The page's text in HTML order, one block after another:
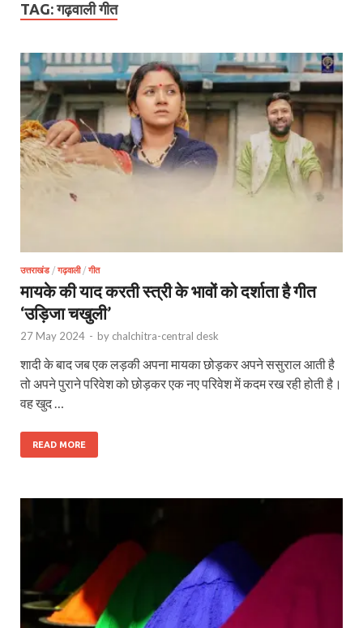
TAG:गढ़वाली गीत
उत्तराखंड/ गढ़वाली/ गीत
मायके की याद करती स्त्री के भावों को दर्शाता है गीत
‘उड़िजा चखुली’
27 May 2024 - by chalchitra-central desk
शादी के बाद जब एक लड़की अपना मायका छोड़कर अपने ससुराल आती है
तो अपने पुराने परिवेश को छोड़कर एक नए परिवेश में कदम रख रही होती है।
वह खुद …
READ MORE